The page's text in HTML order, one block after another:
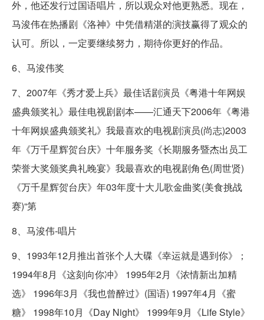
外，他还发行过国语唱片，所以观众对他更熟悉。现在，
马浚伟在热播剧《洛神》中凭借精湛的演技赢得了观众的
认可。所以，一定要继续努力，期待你更好的作品。
6、马浚伟奖
7、2007年《秀才爱上兵》最佳话剧演员《粤港十年网娱
盛典颁奖礼》最佳电视剧剧本——汇通天下2006年《粤港
十年网娱盛典颁奖礼》我最喜欢的电视剧演员(尚志)2003
年《万千星辉贺台庆》十年服务奖《长期服务暨杰出员工
荣誉大奖颁奖典礼晚宴》我最喜欢的电视剧角色(周世贤)
《万千星辉贺台庆》年03年度十大儿歌金曲奖(美食挑战
赛)“第
8、马浚伟-唱片
9、1993年12月推出首张个人大碟《幸运就是遇到你》；
1994年8月《这刻向你冲》 1995年2月《浓情新出加精
选》 1996年3月《我也曾醉过》(国语) 1997年4月《蜜
糖》 1998年10月《Day Night》 1999年9月《Life Style》